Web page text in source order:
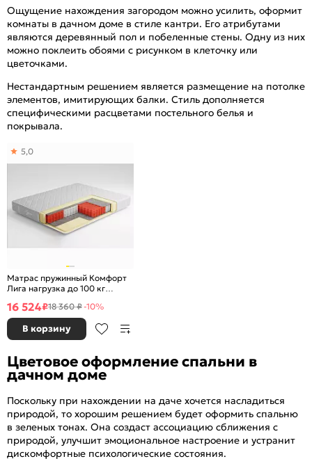
Ощущение нахождения загородом можно усилить, оформит
комнаты в дачном доме в стиле кантри. Его атрибутами
являются деревянный пол и побеленные стены. Одну из них
можно поклеить обоями с рисунком в клеточку или
цветочками.
Нестандартным решением является размещение на потолке
элементов, имитирующих балки. Стиль дополняется
специфическими расцветами постельного белья и
покрывала.
Матрас пружинный Комфорт
Лига нагрузка до 100 кг
5,0
16 524₽18 360 ₽-10%
В корзину
Цветовое оформление спальни в
дачном доме
Поскольку при нахождении на даче хочется насладиться
природой, то хорошим решением будет оформить спальню
в зеленых тонах. Она создаст ассоциацию сближения с
природой, улучшит эмоциональное настроение и устранит
дискомфортные психологические состояния.